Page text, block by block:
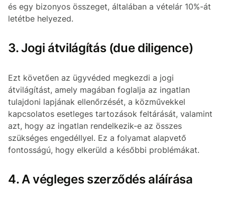
és egy bizonyos összeget, általában a vételár 10%-át
letétbe helyezed.
3. Jogi átvilágítás (due diligence)
Ezt követően az ügyvéded megkezdi a jogi
átvilágítást, amely magában foglalja az ingatlan
tulajdoni lapjának ellenőrzését, a közművekkel
kapcsolatos esetleges tartozások feltárását, valamint
azt, hogy az ingatlan rendelkezik-e az összes
szükséges engedéllyel. Ez a folyamat alapvető
fontosságú, hogy elkerüld a későbbi problémákat.
4. A végleges szerződés aláírása